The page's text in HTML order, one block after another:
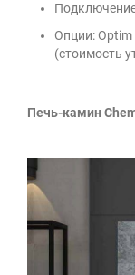
Опции: Optim
(стоимость
Печь-камин